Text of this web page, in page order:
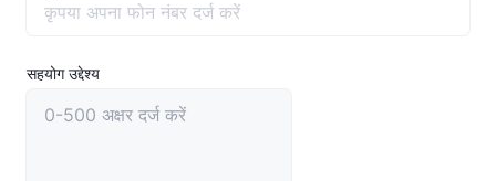
सहयोग उद्देश्य